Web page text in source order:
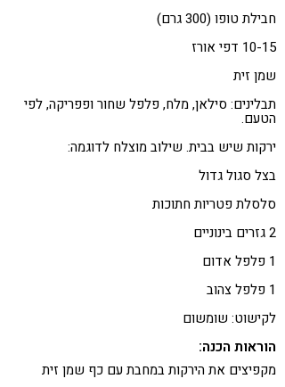
חבילת טופו (300 גרם)
10-15 דפי אורז
שמן זית
תבלינים: סילאן, מלח, פלפל שחור ופפריקה, לפי
הטעם.
ירקות שיש בבית. שילוב מוצלח לדוגמה:
בצל סגול גדול
סלסלת פטריות חתוכות
2 גזרים בינוניים
1 פלפל אדום
1 פלפל צהוב
לקישוט: שומשום
הוראות הכנה:
מקפיצים את הירקות במחבת עם כף שמן זית